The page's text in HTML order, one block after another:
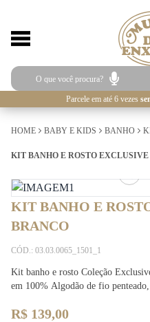
Parcele em até 6 vezes
HOME BABY E KIDS BANHO
KIT BANHO E ROSTO
KIT BANHO E
BRANCO
CÓD.: 03.03.0065_1501_1
Kit banho e rosto Coleção
em 100% Algodão de fio
R$ 139,00